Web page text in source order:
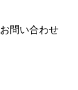
お問い合わせ